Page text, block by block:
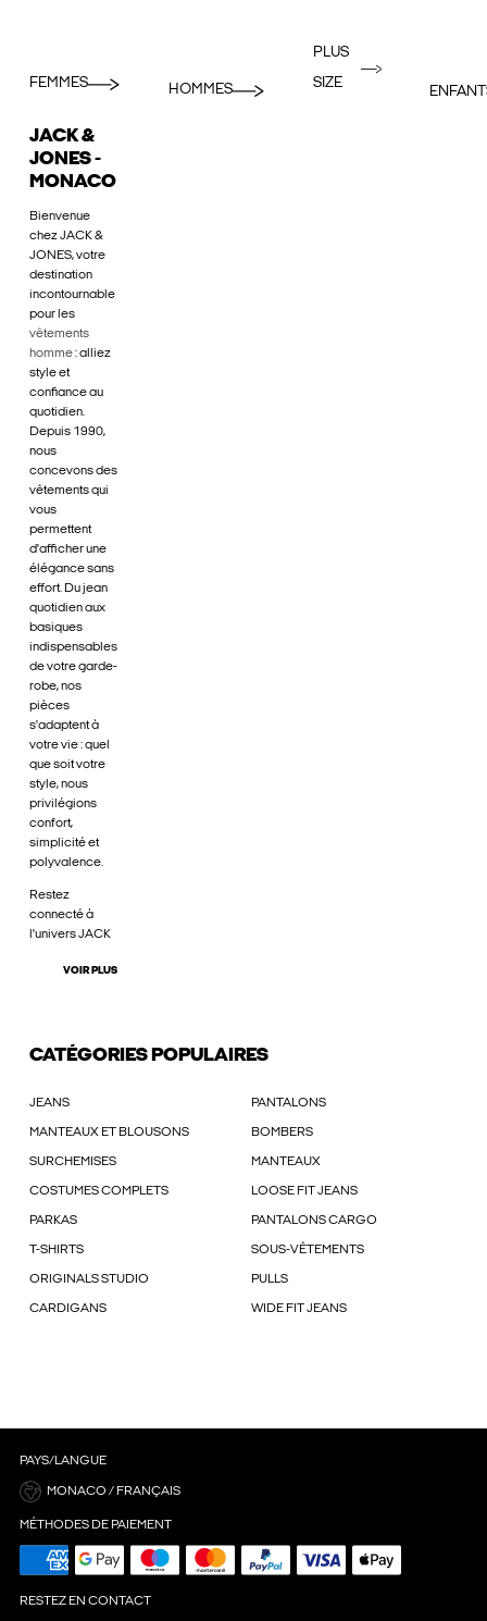
FEMMES HOMMES
PLUS
SIZE
JACK &
JONES -
MONACO
Bienvenue
chez JACK &
JONES, votre
destination
incontournable
pour les
vêtements
homme: alliez
style et
confiance au
quotidien.
Depuis 1990,
nous
concevons des
vêtements qui
vous
permettent
d'afficher une
élégance sans
effort. Du jean
quotidien aux
basiques
indispensables
de votre garde-
robe, nos
pièces
s'adaptent à
votre vie : quel
que soit votre
style, nous
privilégions
confort,
simplicité et
polyvalence.
Restez
connecté à
l'univers JACK
VOIR PLUS
CATÉGORIES POPULAIRES
JEANS PANTALONS
MANTEAUX ET BLOUSONS BOMBERS
SURCHEMISES MANTEAUX
COSTUMES COMPLETS LOOSE FIT JEANS
PARKAS PANTALONS CARGO
T-SHIRTS SOUS-VÊTEMENTS
ORIGINALS STUDIO PULLS
CARDIGANS WIDE FIT JEANS
PAYS/LANGUE
MONACO / FRANÇAIS
MÉTHODES DE PAIEMENT
RESTEZ EN CONTACT